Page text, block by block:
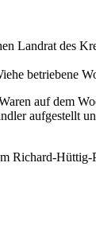
Landrat des
betriebene
auf dem
aufgestellt
Richard-Hüttig-